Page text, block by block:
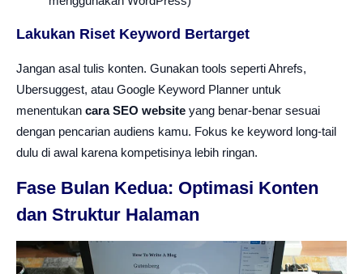
Lakukan Riset Keyword Bertarget
Jangan asal tulis konten. Gunakan tools seperti Ahrefs,
Ubersuggest, atau Google Keyword Planner untuk
menentukan cara SEO website yang benar-benar sesuai
dengan pencarian audiens kamu. Fokus ke keyword long-tail
dulu di awal karena kompetisinya lebih ringan.
Fase Bulan Kedua: Optimasi Konten
dan Struktur Halaman